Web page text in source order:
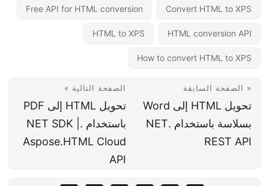
Convert HTML to XPS
Free API for HTML conversion
HTML conversion API
HTML to XPS
How to convert HTML to XPS
« الصفحة السابقة
تحويل HTML إلى Word
بسلاسة باستخدام .NET
REST API
الصفحة التالية »
تحويل HTML إلى PDF
باستخدام .NET SDK |
Aspose.HTML Cloud
API